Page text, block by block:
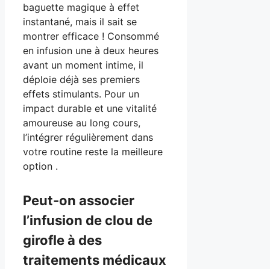
baguette magique à effet
instantané, mais il sait se
montrer efficace ! Consommé
en infusion une à deux heures
avant un moment intime, il
déploie déjà ses premiers
effets stimulants. Pour un
impact durable et une vitalité
amoureuse au long cours,
l’intégrer régulièrement dans
votre routine reste la meilleure
option .
Peut-on associer
l’infusion de clou de
girofle à des
traitements médicaux